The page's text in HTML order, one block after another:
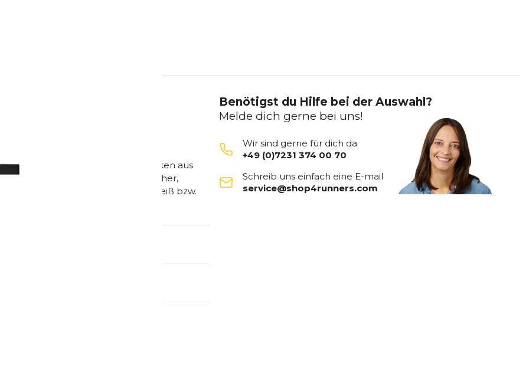
Magnet hält Kappe beim Trinken aus
nach halber Drehung, auslaufsicher,
hält Getränke 10 Stunden heiß bzw.
/ BPF-frei
Benötigst du Hilfe bei der Auswahl?
Melde dich gerne bei uns!
Wir sind gerne für dich da
+49 (0)7231 374 00 70
Schreib uns einfach eine E-mail
service@shop4runners.com